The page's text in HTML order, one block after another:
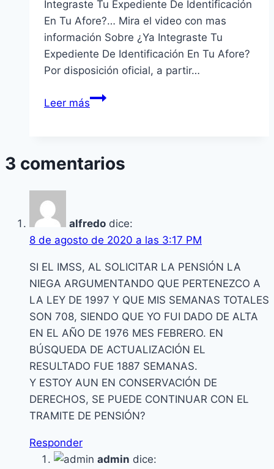
Integraste Tu Expediente De Identificación
En Tu Afore?… Mira el video con mas
información Sobre ¿Ya Integraste Tu
Expediente De Identificación En Tu Afore?
Por disposición oficial, a partir…
Leer más¿Ya
De
Afore?
3 comentarios
alfredo dice:
8 de agosto de 2020 a las 3:17 PM
SI EL IMSS, AL SOLICITAR LA PENSIÓN LA
NIEGA ARGUMENTANDO QUE PERTENEZCO A
LA LEY DE 1997 Y QUE MIS SEMANAS TOTALES
SON 708, SIENDO QUE YO FUI DADO DE ALTA
EN EL AÑO DE 1976 MES FEBRERO. EN
BÚSQUEDA DE ACTUALIZACIÓN EL
RESULTADO FUE 1887 SEMANAS.
Y ESTOY AUN EN CONSERVACIÓN DE
DERECHOS, SE PUEDE CONTINUAR CON EL
TRAMITE DE PENSIÓN?
Responder
admin dice: